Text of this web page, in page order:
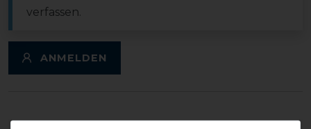
verfassen.
ANMELDEN